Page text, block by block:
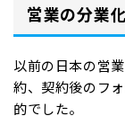
営業の分業
以前の日本の営
約、契約後のフ
的でした。